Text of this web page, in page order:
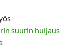
suurin huijaus